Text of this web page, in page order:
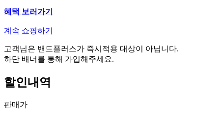
혜택 보러가기
계속 쇼핑하기
고객님은 밴드플러스가 즉시적용 대상이 아닙니다.
하단 배너를 통해 가입해주세요.
할인내역
판매가